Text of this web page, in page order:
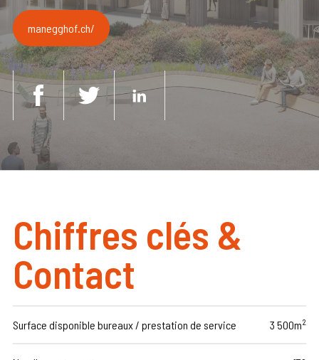
manegghof.ch/
Chiffres clés &
Contact
Surface disponible bureaux / prestation de service 3 500m2